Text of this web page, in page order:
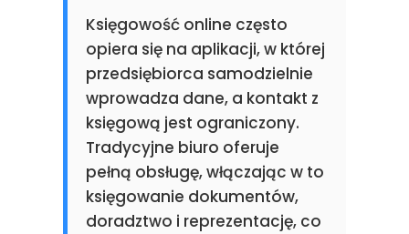
Księgowość online często
opiera się na aplikacji, w której
przedsiębiorca samodzielnie
wprowadza dane, a kontakt z
księgową jest ograniczony.
Tradycyjne biuro oferuje
pełną obsługę, włączając w to
księgowanie dokumentów,
doradztwo i reprezentację, co